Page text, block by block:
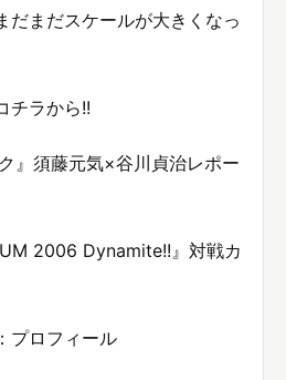
だまだスケールが大きくなっ
チラから!!
』須藤元気×谷川貞治レポー
2006 Dynamite!!』対戦カ
プロフィール